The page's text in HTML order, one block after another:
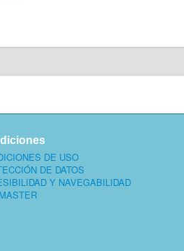
DE USO
DE DATOS
Y NAVEGABILIDAD